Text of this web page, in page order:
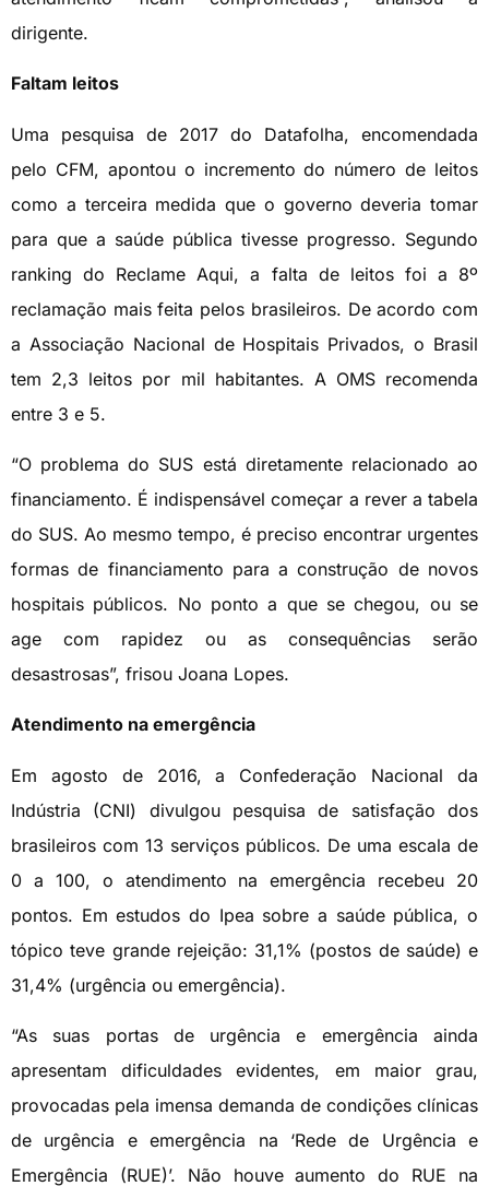
dirigente.
Faltam leitos
Uma pesquisa de 2017 do Datafolha, encomendada
pelo CFM, apontou o incremento do número de leitos
como a terceira medida que o governo deveria tomar
para que a saúde pública tivesse progresso. Segundo
ranking do Reclame Aqui, a falta de leitos foi a 8º
reclamação mais feita pelos brasileiros. De acordo com
a Associação Nacional de Hospitais Privados, o Brasil
tem 2,3 leitos por mil habitantes. A OMS recomenda
entre 3 e 5.
“O problema do SUS está diretamente relacionado ao
financiamento. É indispensável começar a rever a tabela
do SUS. Ao mesmo tempo, é preciso encontrar urgentes
formas de financiamento para a construção de novos
hospitais públicos. No ponto a que se chegou, ou se
age com rapidez ou as consequências serão
desastrosas”, frisou Joana Lopes.
Atendimento na emergência
Em agosto de 2016, a Confederação Nacional da
Indústria (CNI) divulgou pesquisa de satisfação dos
brasileiros com 13 serviços públicos. De uma escala de
0 a 100, o atendimento na emergência recebeu 20
pontos. Em estudos do Ipea sobre a saúde pública, o
tópico teve grande rejeição: 31,1% (postos de saúde) e
31,4% (urgência ou emergência).
“As suas portas de urgência e emergência ainda
apresentam dificuldades evidentes, em maior grau,
provocadas pela imensa demanda de condições clínicas
de urgência e emergência na ‘Rede de Urgência e
Emergência (RUE)’. Não houve aumento do RUE na